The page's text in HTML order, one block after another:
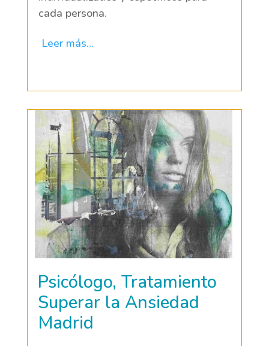
cada persona.
Leer más…
Psicólogo, Tratamiento
Superar la Ansiedad
Madrid